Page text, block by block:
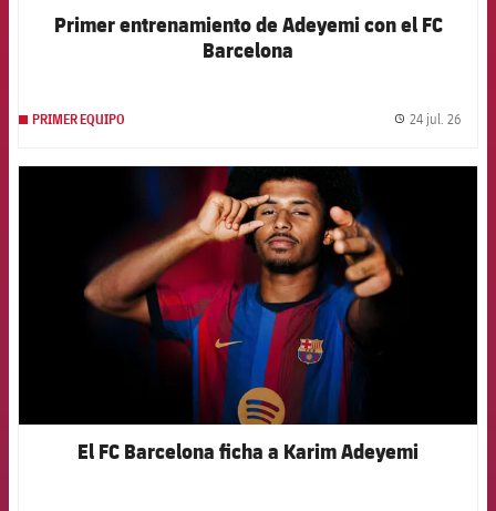
Primer entrenamiento de Adeyemi con el FC
Barcelona
PRIMER EQUIPO 24 jul. 26
FCB Barcelona badge
El FC Barcelona ficha a Karim Adeyemi